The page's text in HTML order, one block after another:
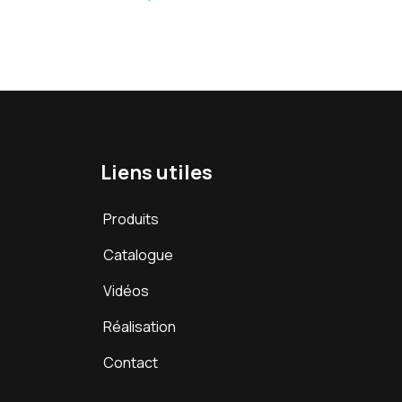
Liens utiles
Produits
Catalogue
Vidéos
Réalisation
Contact